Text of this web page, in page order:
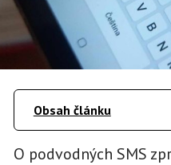
Obsah článku
O podvodných SMS